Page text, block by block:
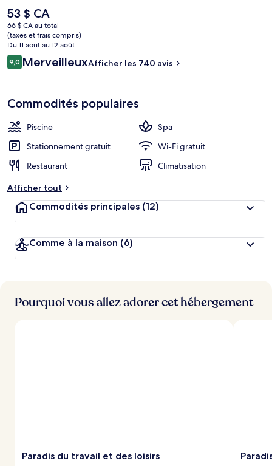
Le
prix
actuel
est
de 53 $ CA
53 $ CA
66 $ CA au total
(taxes et frais compris)
Du 11 août au 12 août
Avis
9,09,0 sur 10 –
MerveilleuxAfficher les 740 avis
Commodités populaires
Piscine
Spa
Stationnement gratuit
Wi-Fi gratuit
Restaurant
Climatisation
Afficher tout
Commodités principales (12)
Comme à la maison (6)
Pourquoi vous allez adorer cet hébergement
Paradis du travail et des loisirs